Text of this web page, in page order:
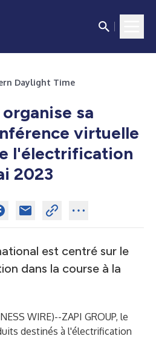
Daylight Time
organise sa
virtuelle
l'électrification
2023
est centré sur le
dans la course à la
WIRE)--ZAPI GROUP, le
destinés à l'électrification